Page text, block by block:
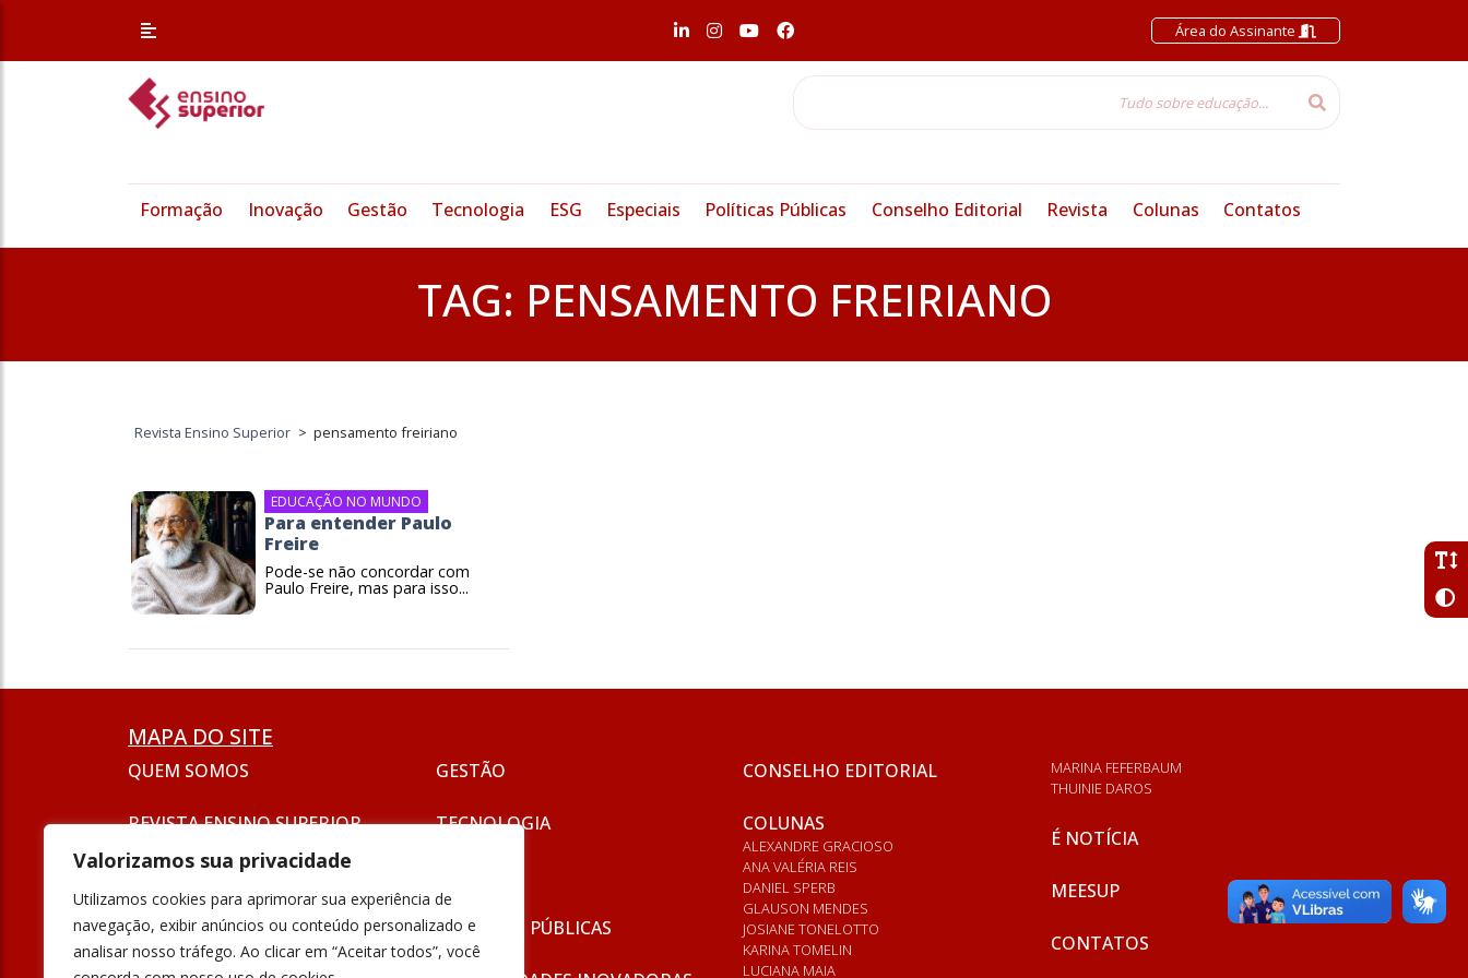
Valorizamos sua privacidade
Utilizamos cookies para aprimorar sua experiência de
navegação, exibir anúncios ou conteúdo personalizado e
analisar nosso tráfego. Ao clicar em “Aceitar todos”, você
Área do Assinante
Formação Inovação Gestão Tecnologia ESG Especiais Políticas Públicas Conselho Editorial Revista Colunas Contatos
TAG: PENSAMENTO FREIRIANO
Revista Ensino Superior > pensamento freiriano
EDUCAÇÃO NO MUNDO
Para entender Paulo
Freire
Pode-se não concordar com
Paulo Freire, mas para isso...
MAPA DO SITE
QUEM SOMOS
REVISTA ENSINO SUPERIOR
SEJA UM ANUNCIANTE
FORMAÇÃO
INOVAÇÃO
GESTÃO
TECNOLOGIA
POLÍTICAS PÚBLICAS
CONSELHO EDITORIAL
COLUNAS
ALEXANDRE GRACIOSO
ANA VALÉRIA REIS
DANIEL SPERB
GLAUSON MENDES
JOSIANE TONELOTTO
KARINA TOMELIN
LUCIANA MAIA
MARINA FEFERBAUM
THUINIE DAROS
É NOTÍCIA
MEESUP
CONTATOS